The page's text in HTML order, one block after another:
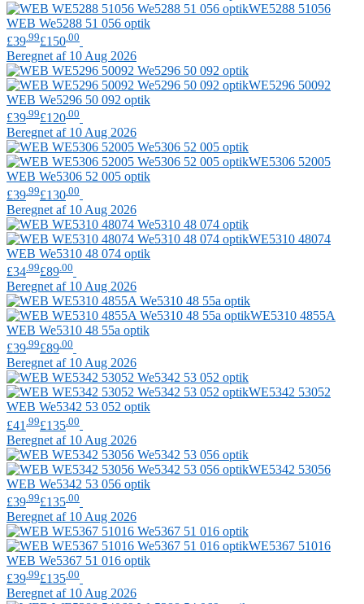
WE5288 51056
WEB We5288 51 056 optik
£39 .99£150 .00
Beregnet af 10 Aug 2026
WE5296 50092
WEB We5296 50 092 optik
£39.99£120.00
Beregnet af 10 Aug 2026
WE5306 52005
WEB We5306 52 005 optik
£39 .99£130 .00
Beregnet af 10 Aug 2026
WE5310 48074
WEB We5310 48 074 optik
£34 .99£89 .00
Beregnet af 10 Aug 2026
WE5310 4855A
WEB We5310 48 55a optik
£39.99£89.00
Beregnet af 10 Aug 2026
WE5342 53052
WEB We5342 53 052 optik
£41 .99£135 .00
Beregnet af 10 Aug 2026
WE5342 53056
WEB We5342 53 056 optik
£39 .99£135 .00
Beregnet af 10 Aug 2026
WE5367 51016
WEB We5367 51 016 optik
£39.99£135.00
Beregnet af 10 Aug 2026